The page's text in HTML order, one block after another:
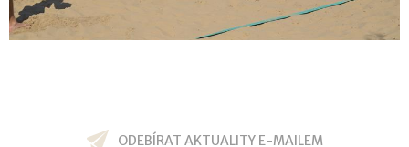
ODEBÍRAT AKTUALITY E-MAILEM